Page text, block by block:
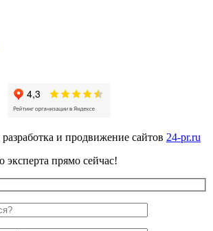
и продвижение сайтов 24-pr.ru
эксперта прямо сейчас!